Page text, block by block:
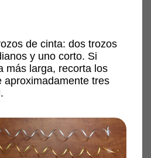
de cinta: dos trozos
y uno corto. Si
más larga, recorta los
aproximadamente tres